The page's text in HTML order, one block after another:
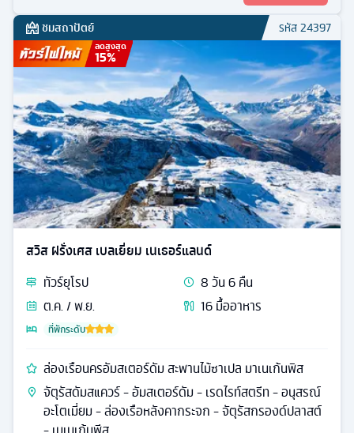
ชมสถาปัตย์ รหัส24397
ลดสูงสุด
15%
สวิส ฝรั่งเศส เบลเยี่ยม เนเธอร์แลนด์
ทัวร์ยุโรป 8วัน6คืน
ต.ค. / พ.ย.
16มื้ออาหาร
ที่พักระดับ
ล่องเรือนครอัมสเตอร์ดัม สะพานไม้ซาเปล มาเนเก้นพิส
จัตุรัสดัมสแควร์ - อัมสเตอร์ดัม - เรดไรท์สตรีท - อนุสรณ์
อะโตเมี่ยม - ล่องเรือหลังคากระจก - จัตุรัสกรองด์ปลาสต์